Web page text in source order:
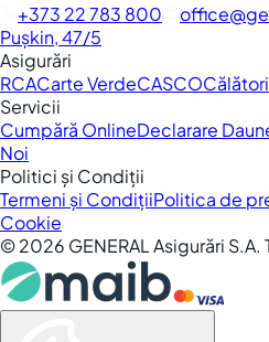
+373 22 783 800 office
Pușkin, 47/5
Asigurări
RCACarte VerdeCASCO
Servicii
Cumpără OnlineDeclarare
Noi
Politici și Condiții
Termeni și CondițiiPolitica de
Cookie
©2026 GENERAL Asigurări